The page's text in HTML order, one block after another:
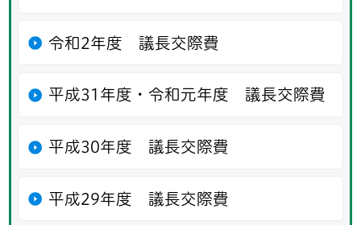
令和2年度 議長交際費
平成31年度・令和元年度 議長交際費
平成30年度 議長交際費
平成29年度 議長交際費